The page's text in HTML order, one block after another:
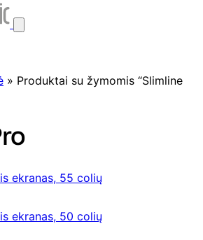
» Produktai su žymomis “Slimline
ekranas, 55 colių
ekranas, 50 colių